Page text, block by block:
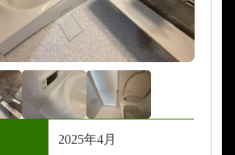
2025年4月